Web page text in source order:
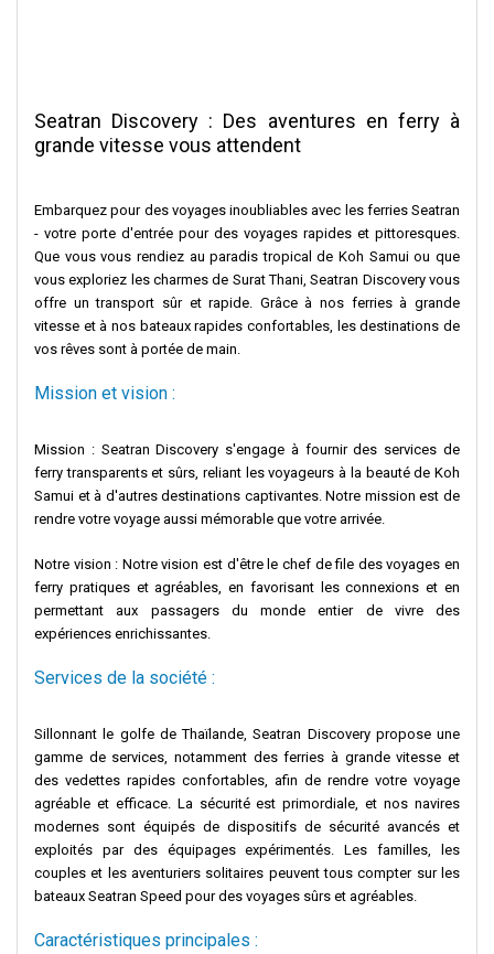
Seatran Discovery : Des aventures en ferry à
grande vitesse vous attendent
Embarquez pour des voyages inoubliables avec les ferries Seatran
- votre porte d'entrée pour des voyages rapides et pittoresques.
Que vous vous rendiez au paradis tropical de Koh Samui ou que
vous exploriez les charmes de Surat Thani, Seatran Discovery vous
offre un transport sûr et rapide. Grâce à nos ferries à grande
vitesse et à nos bateaux rapides confortables, les destinations de
vos rêves sont à portée de main.
Mission et vision :
Mission : Seatran Discovery s'engage à fournir des services de
ferry transparents et sûrs, reliant les voyageurs à la beauté de Koh
Samui et à d'autres destinations captivantes. Notre mission est de
rendre votre voyage aussi mémorable que votre arrivée.
Notre vision : Notre vision est d'être le chef de file des voyages en
ferry pratiques et agréables, en favorisant les connexions et en
permettant aux passagers du monde entier de vivre des
expériences enrichissantes.
Services de la société :
Sillonnant le golfe de Thaïlande, Seatran Discovery propose une
gamme de services, notamment des ferries à grande vitesse et
des vedettes rapides confortables, afin de rendre votre voyage
agréable et efficace. La sécurité est primordiale, et nos navires
modernes sont équipés de dispositifs de sécurité avancés et
exploités par des équipages expérimentés. Les familles, les
couples et les aventuriers solitaires peuvent tous compter sur les
bateaux Seatran Speed pour des voyages sûrs et agréables.
Caractéristiques principales :